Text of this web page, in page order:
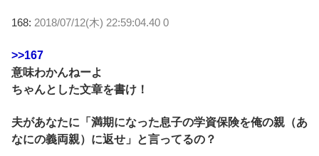
168: 2018/07/12(木) 22:59:04.40 0
>>167
意味わかんねーよ
ちゃんとした文章を書け！
夫があなたに「満期になった息子の学資保険を俺の親（あ
なにの義両親）に返せ」と言ってるの？